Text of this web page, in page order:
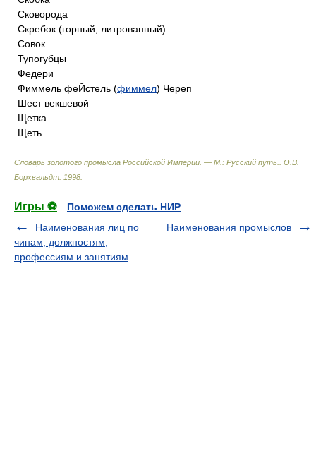
Сковорода
Скребок (горный, литрованный)
Совок
Тупогубцы
Федери
Фиммель феЙстель (фиммел) Череп
Шест векшевой
Щетка
Щеть
Словарь золотого промысла Российской Империи. — М.: Русский путь.
О.В.
Борхвальдт 1998
Игры ⚽
Поможем сделать НИР
Наименования лиц по
чинам, должностям,
профессиям и занятиям
Наименования промыслов